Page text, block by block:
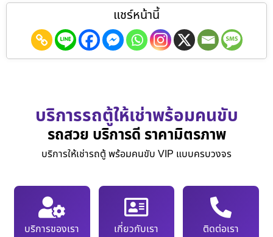
แชร์หน้านี้
บริการรถตู้ให้เช่าพร้อมคนขับ
รถสวย บริการดี ราคามิตรภาพ
บริการให้เช่ารถตู้ พร้อมคนขับ VIP แบบครบวงจร
บริการของเรา เกี่ยวกับเรา ติดต่อเรา